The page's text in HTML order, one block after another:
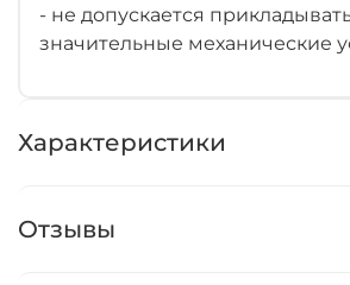
- не допускается
значительные механические
Характеристики
Отзывы